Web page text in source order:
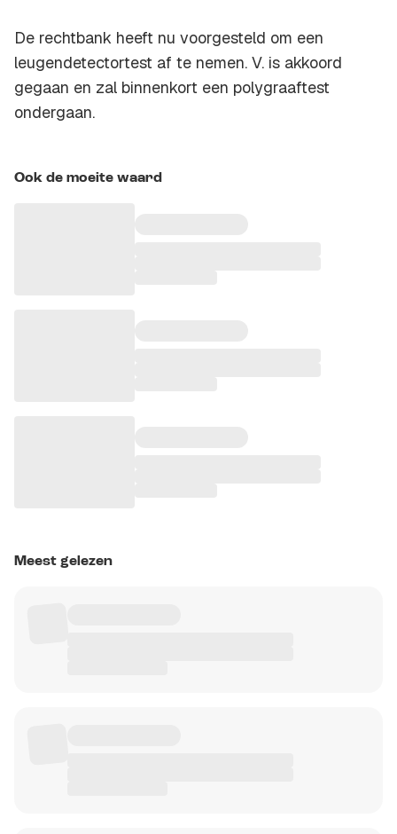
De rechtbank heeft nu voorgesteld om een
leugendetectortest af te nemen. V. is akkoord
gegaan en zal binnenkort een polygraaftest
ondergaan.
Ook de moeite waard
Meest gelezen